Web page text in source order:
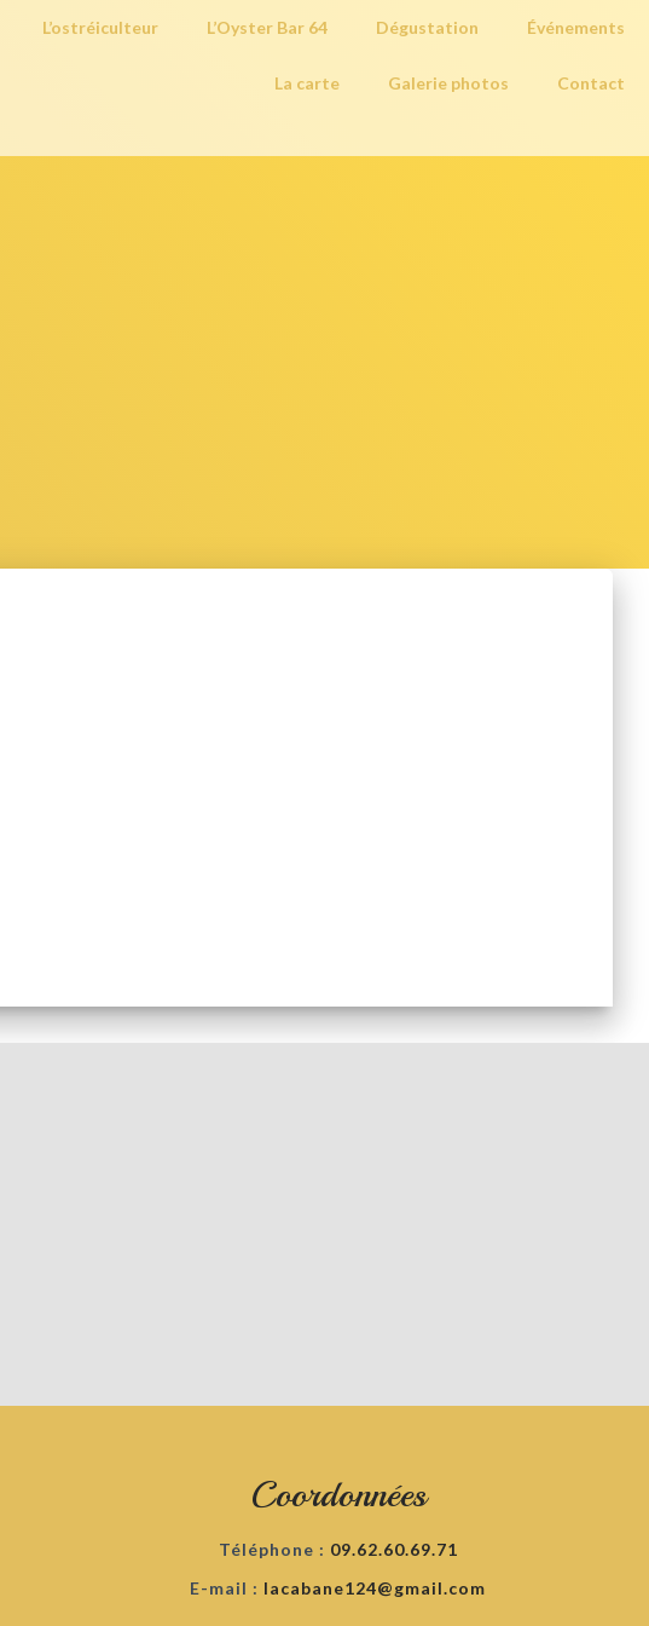
L’ostréiculteur L’Oyster Bar 64 Dégustation Événements
La carte Galerie photos Contact
Coordonnées
Téléphone : 09.62.60.69.71
E-mail : lacabane124@gmail.com